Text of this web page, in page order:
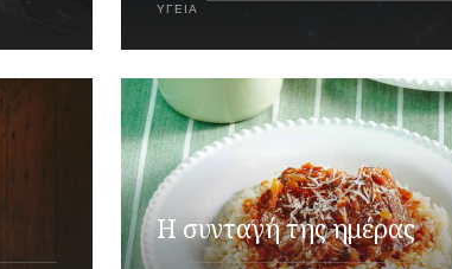
ΥΓΕΊΑ
Η συνταγή της ημέρας